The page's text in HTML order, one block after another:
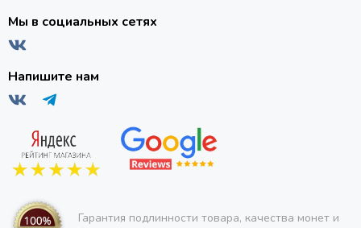
Мы в социальных сетях
Напишите нам
Гарантия подлинности товара, качества монет и